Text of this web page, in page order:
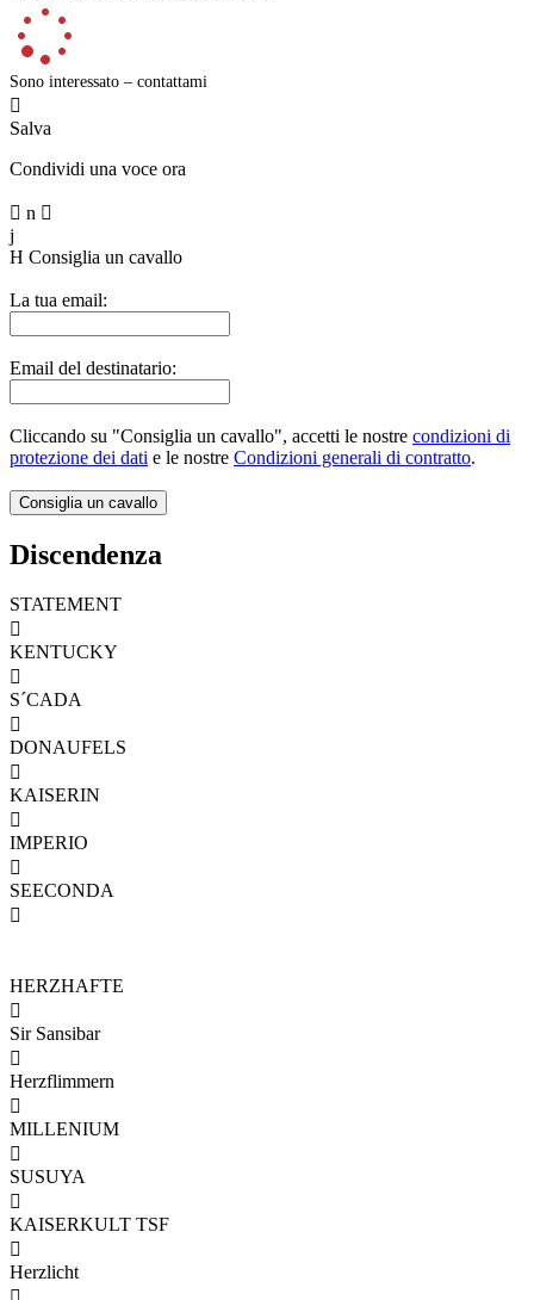
Sono interessato – contattami

Salva
Condividi una voce ora
 n 
j
H Consiglia un cavallo
La tua email:
Email del destinatario:
Cliccando su "Consiglia un cavallo", accetti le nostre condizioni di
protezione dei dati e le nostre Condizioni generali di contratto.
Discendenza
STATEMENT

KENTUCKY

S´CADA

DONAUFELS

KAISERIN

IMPERIO

SEECONDA

HERZHAFTE

Sir Sansibar

Herzflimmern

MILLENIUM

SUSUYA

KAISERKULT TSF

Herzlicht